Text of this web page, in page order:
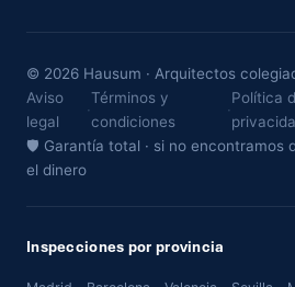
© 2026 Hausum · Arquitectos
Aviso
legal
·
Términos y
condiciones
·
Política
🛡 Garantía total · si no encontramos
el dinero
Inspecciones por provincia